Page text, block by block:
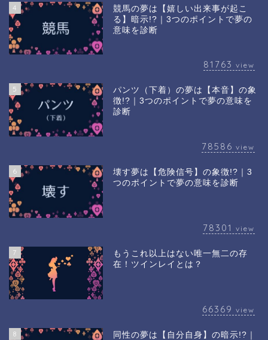
4
競馬の夢は【嬉しい出来事が起こ
る】暗示!?｜3つのポイントで夢の
意味を診断
81763 view
5
パンツ（下着）の夢は【本音】の象
徴!?｜3つのポイントで夢の意味を
診断
78586 view
6
壊す夢は【危険信号】の象徴!?｜3
つのポイントで夢の意味を診断
78301 view
7
もうこれ以上はない唯一無二の存
在！ツインレイとは？
66369 view
8
同性の夢は【自分自身】の暗示!?｜